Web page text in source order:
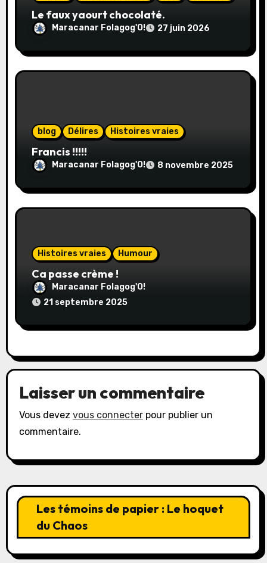
a
r
e
Le faux yaourt chocolaté.
Maracanar Folagog'O! 27 juin 2026
blog Délires Histoires vraies
Francis !!!!!
Maracanar Folagog'O! 8 novembre 2025
Histoires vraies Humour
Ca passe crème !
Maracanar Folagog'O!
21 septembre 2025
Laisser un commentaire
Vous devez vous connecterpour publier un
commentaire.
Les témoins de papier : Le hoquet
du Chaos